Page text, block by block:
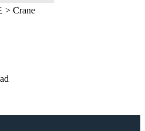
> Crane